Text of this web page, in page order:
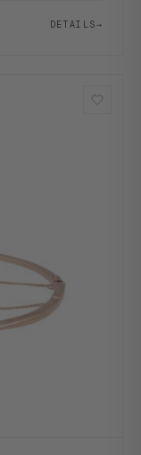
DETAILS→